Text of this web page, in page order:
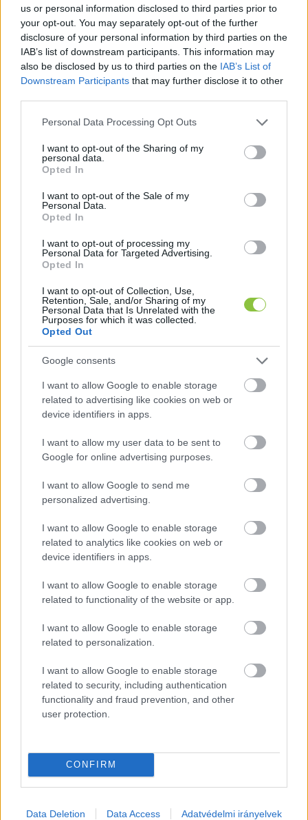
us or personal information disclosed to third parties prior to
your opt-out. You may separately opt-out of the further
disclosure of your personal information by third parties on the
IAB’s list of downstream participants. This information may
also be disclosed by us to third parties on the IAB’s List of
Downstream Participants that may further disclose it to other
Please note that this website/app uses one or more Google
not limited to your visit or usage behaviour. You may click to
grant or deny consent to Google and its third-party tags to
use your data for below specified purposes in below Google
consent section.
Personal Data Processing Opt Outs
I want to opt-out of the Sharing of my
personal data.
Opted In
I want to opt-out of the Sale of my
Personal Data.
Opted In
I want to opt-out of processing my
Personal Data for Targeted Advertising.
Opted In
I want to opt-out of Collection, Use,
Retention, Sale, and/or Sharing of my
Personal Data that Is Unrelated with the
Purposes for which it was collected.
Opted Out
Google consents
I want to allow Google to enable storage
related to advertising like cookies on web or
device identifiers in apps.
I want to allow my user data to be sent to
Google for online advertising purposes.
I want to allow Google to send me
personalized advertising.
I want to allow Google to enable storage
related to analytics like cookies on web or
device identifiers in apps.
I want to allow Google to enable storage
related to functionality of the website or app.
I want to allow Google to enable storage
related to personalization.
I want to allow Google to enable storage
related to security, including authentication
functionality and fraud prevention, and other
user protection.
CONFIRM
Data Deletion Data Access Adatvédelmi irányelvek
legfontosabb gondolatai a következők voltak:
Szerintem bevisznek mind a kettőnket
nagyon sokat fog veszíteni miniszterelnök úr
nélkül” – elemezte Gáspár Győző azt a
helyzetet, ha esetleg a Tisza Párt nyerné az
áprilisi országgyűlési választásokat.
A showman az interjú során beszélt a
korábbi partizános interjújáról is, amiben
szerinte megalázták őt. Kijelentette, erre a
gyűlöletre nem gyűlölettel, hanem
keresztényi szeretettel kíván reagálni.
mondtam azt, hogy szeretem őket, mert az a
gyűlölet, amit ők felénk raktak, én meg azt
mondtam, hogy szeretem őket” – mondta,
majd hozzátette, szerinte ez mindkét fél
A beszélgetés során Gáspár nem ugrott el a
kemény kérdések elől, így választ adott arra
Elmondta, a magyar közéletet egyfajta
„hideg polgárháborúként” éli meg,
amelyben ő maga is aktív résztvevő. „Yes,
így van. […] Nap mint nap ebben élek” –
tekint-e magára ebben a helyzetben.
Felhívjuk olvasóink figyelmét, hogy a „hiánypótló
és gondolatébresztő” interjú összes részletét
nem áruljuk el, így aki kíváncsi a teljes interjúra,